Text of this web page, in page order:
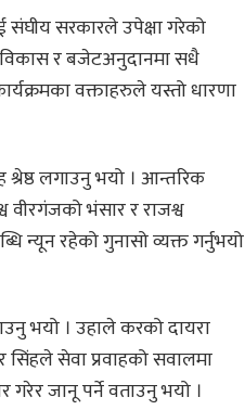
सरकारले उपेक्षा गरेको
र बजेटअनुदानमा सधै
वक्ताहरुले यस्तो धारणा
लगाउनु भयो । आन्तरिक
वीरगंजको भंसार र राजश्व
न्यून रहेको गुनासो व्यक्त गर्नुभयो
भयो । उहाले करको दायरा
सेवा प्रवाहको सवालमा
जानू पर्ने वताउनु भयो ।